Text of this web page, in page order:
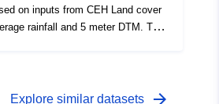
on inputs from CEH Land cover
rainfall and 5 meter DTM. The
Explore similar datasets arrow_forward